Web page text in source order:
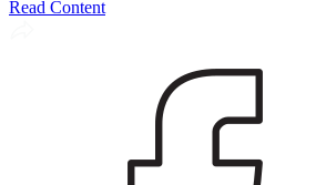
Read Content